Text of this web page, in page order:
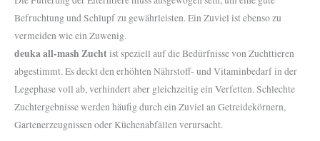
Befruchtung und Schlupf zu gewährleisten. Ein Zuviel ist ebenso zu
vermeiden wie ein Zuwenig.
deuka all-mash Zuchtist speziell auf die Bedürfnisse von Zuchttieren
abgestimmt. Es deckt den erhöhten Nährstoff- und Vitaminbedarf in der
Legephase voll ab, verhindert aber gleichzeitig ein Verfetten. Schlechte
Zuchtergebnisse werden häufig durch ein Zuviel an Getreidekörnern,
Gartenerzeugnissen oder Küchenabfällen verursacht.